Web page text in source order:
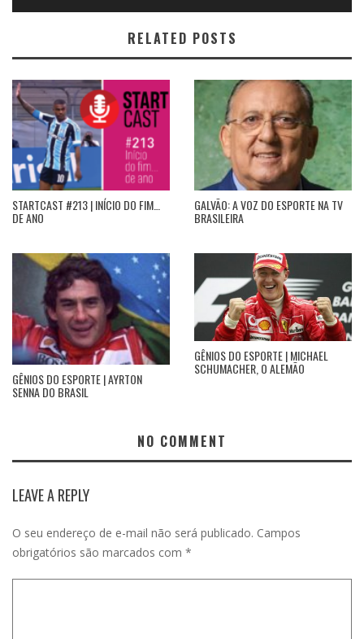
RELATED POSTS
STARTCAST #213 | INÍCIO DO FIM…
DE ANO
GALVÃO: A VOZ DO ESPORTE NA TV
BRASILEIRA
GÊNIOS DO ESPORTE | AYRTON
SENNA DO BRASIL
GÊNIOS DO ESPORTE | MICHAEL
SCHUMACHER, O ALEMÃO
NO COMMENT
LEAVE A REPLY
O seu endereço de e-mail não será publicado. Campos
obrigatórios são marcados com *